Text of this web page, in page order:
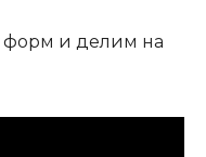
форм и делим на